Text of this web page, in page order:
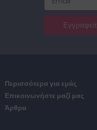
Περισσότερα για εμάς
Επικοινωνήστε μαζί μας
Άρθρα